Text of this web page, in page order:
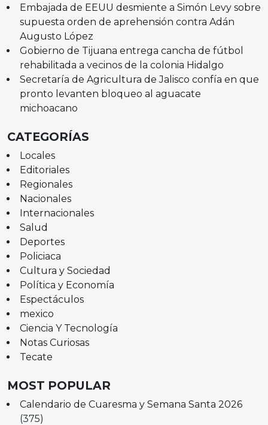
Embajada de EEUU desmiente a Simón Levy sobre
supuesta orden de aprehensión contra Adán
Augusto López
Gobierno de Tijuana entrega cancha de fútbol
rehabilitada a vecinos de la colonia Hidalgo
Secretaría de Agricultura de Jalisco confía en que
pronto levanten bloqueo al aguacate
michoacano
CATEGORÍAS
Locales
Editoriales
Regionales
Nacionales
Internacionales
Salud
Deportes
Policiaca
Cultura y Sociedad
Política y Economía
Espectáculos
mexico
Ciencia Y Tecnología
Notas Curiosas
Tecate
MOST POPULAR
Calendario de Cuaresma y Semana Santa 2026
(375)